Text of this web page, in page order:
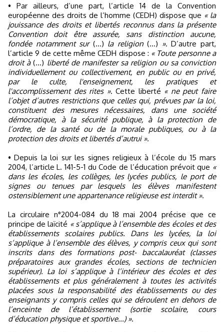
• Par ailleurs, d’une part, l’article 14 de la Convention
européenne des droits de l’homme (CEDH) dispose que « la
jouissance des droits et libertés reconnus dans la présente
Convention doit être assurée, sans distinction aucune,
fondée notamment sur(...) la religion(...) ». D’autre part,
l’article 9 de cette même CEDH dispose : « Toute personne a
droit à(...) liberté de manifester sa religion ou sa conviction
individuellement ou collectivement, en public ou en privé,
par le culte, l'enseignement, les pratiques et
l'accomplissement des rites ». Cette liberté « ne peut faire
l’objet d’autres restrictions que celles qui, prévues par la loi,
constituent des mesures nécessaires, dans une société
démocratique, à la sécurité publique, à la protection de
l’ordre, de la santé ou de la morale publiques, ou à la
protection des droits et libertés d’autrui ».
• Depuis la loi sur les signes religieux à l’école du 15 mars
2004, l’article L. 141-5-1 du Code de l’éducation prévoit que «
dans les écoles, les collèges, les lycées publics, le port de
signes ou tenues par lesquels les élèves manifestent
ostensiblement une appartenance religieuse est interdit ».
La circulaire n°2004-084 du 18 mai 2004 précise que ce
principe de laïcité « s’applique à l’ensemble des écoles et des
établissements scolaires publics. Dans les lycées, la loi
s’applique à l’ensemble des élèves, y compris ceux qui sont
inscrits dans des formations post- baccalauréat (classes
préparatoires aux grandes écoles, sections de technicien
supérieur). La loi s’applique à l’intérieur des écoles et des
établissements et plus généralement à toutes les activités
placées sous la responsabilité des établissements ou des
enseignants y compris celles qui se déroulent en dehors de
l’enceinte de l’établissement (sortie scolaire, cours
d’éducation physique et sportive...) ».